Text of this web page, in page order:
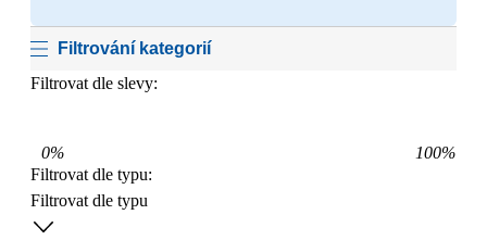
Filtrování kategorií
Filtrovat dle slevy:
0% 100%
Filtrovat dle typu:
Filtrovat dle typu